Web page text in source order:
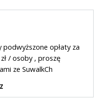
podwyższone opłaty za
/ osoby , proszę
ze SuwalkCh